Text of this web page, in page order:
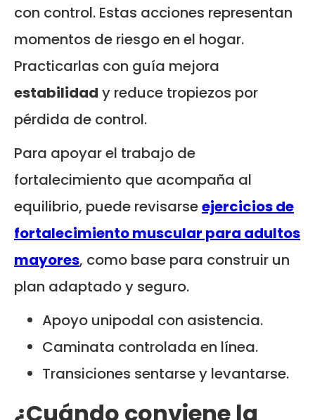
con control. Estas acciones representan
momentos de riesgo en el hogar.
Practicarlas con guía mejora
estabilidad y reduce tropiezos por
pérdida de control.
Para apoyar el trabajo de
fortalecimiento que acompaña al
equilibrio, puede revisarseejercicios de
fortalecimiento muscular para adultos
mayores, como base para construir un
plan adaptado y seguro.
Apoyo unipodal con asistencia.
Caminata controlada en línea.
Transiciones sentarse y levantarse.
¿Cuándo conviene la